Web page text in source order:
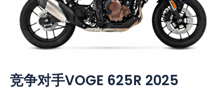
竞争对手VOGE 625R 2025